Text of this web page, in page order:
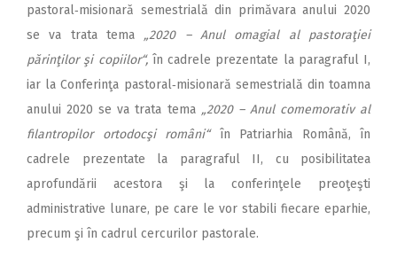
pastoral‑misionară semestrială din primăvara anului 2020
se va trata tema „2020 – Anul omagial al pastoraţiei
părinţilor şi copiilor“,în cadrele prezentate la paragraful I,
iar la Conferinţa pastoral‑misionară semestrială din toamna
anului 2020 se va trata tema „2020 – Anul comemorativ al
filantropilor ortodocşi români“în Patriarhia Română, în
cadrele prezentate la paragraful II, cu posibilitatea
aprofundării acestora şi la conferinţele preoţeşti
administrative lunare, pe care le vor stabili fiecare eparhie,
precum şi în cadrul cercurilor pastorale.